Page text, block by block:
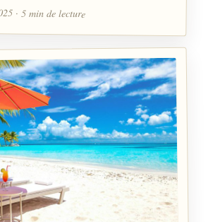
· 5 min de lecture